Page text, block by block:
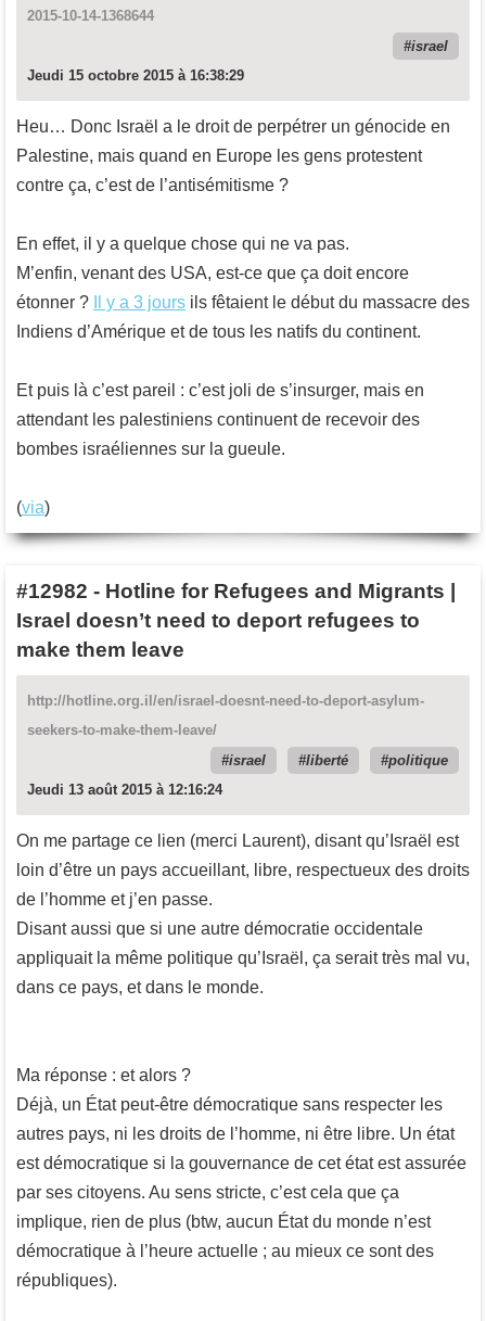
2015-10-14-1368644
israel
Jeudi 15 octobre 2015 à 16:38:29
Heu… Donc Israël a le droit de perpétrer un génocide en
Palestine, mais quand en Europe les gens protestent
contre ça, c’est de l’antisémitisme ?
En effet, il y a quelque chose qui ne va pas.
M’enfin, venant des USA, est-ce que ça doit encore
étonner ?
Il y a 3 jours ils fêtaient le début du massacre des
Indiens d’Amérique et de tous les natifs du continent.
Et puis là c’est pareil : c’est joli de s’insurger, mais en
attendant les palestiniens continuent de recevoir des
bombes israéliennes sur la gueule.
(via)
#12982 - Hotline for Refugees and Migrants |
Israel doesn’t need to deport refugees to
make them leave
http://hotline.org.il/en/israel-doesnt-need-to-deport-asylum-
seekers-to-make-them-leave/
israel
liberté
politique
Jeudi 13 août 2015 à 12:16:24
On me partage ce lien (merci Laurent), disant qu’Israël est
loin d’être un pays accueillant, libre, respectueux des droits
de l’homme et j’en passe.
Disant aussi que si une autre démocratie occidentale
appliquait la même politique qu’Israël, ça serait très mal vu,
dans ce pays, et dans le monde.
Ma réponse : et alors ?
Déjà, un État peut-être démocratique sans respecter les
autres pays, ni les droits de l’homme, ni être libre. Un état
est démocratique si la gouvernance de cet état est assurée
par ses citoyens. Au sens stricte, c’est cela que ça
implique, rien de plus (btw, aucun État du monde n’est
démocratique à l’heure actuelle ; au mieux ce sont des
républiques).